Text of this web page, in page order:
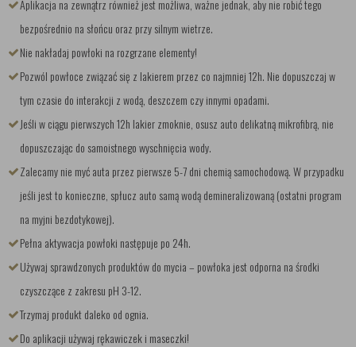
Aplikacja na zewnątrz również jest możliwa, ważne jednak, aby nie robić tego
bezpośrednio na słońcu oraz przy silnym wietrze.
Nie nakładaj powłoki na rozgrzane elementy!
Pozwól powłoce związać się z lakierem przez co najmniej 12h. Nie dopuszczaj w
tym czasie do interakcji z wodą, deszczem czy innymi opadami.
Jeśli w ciągu pierwszych 12h lakier zmoknie, osusz auto delikatną mikrofibrą, nie
dopuszczając do samoistnego wyschnięcia wody.
Zalecamy nie myć auta przez pierwsze 5-7 dni chemią samochodową. W przypadku
jeśli jest to konieczne, spłucz auto samą wodą demineralizowaną (ostatni program
na myjni bezdotykowej).
Pełna aktywacja powłoki następuje po 24h.
Używaj sprawdzonych produktów do mycia – powłoka jest odporna na środki
czyszczące z zakresu pH 3-12.
Trzymaj produkt daleko od ognia.
Do aplikacji używaj rękawiczek i maseczki!